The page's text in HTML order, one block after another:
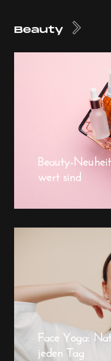
Beauty
Beauty-
wert sind
Face Yoga:
jeden Tag